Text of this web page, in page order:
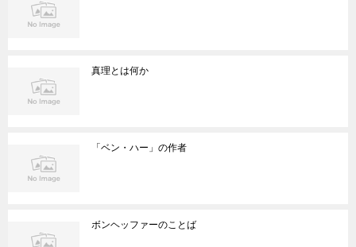
真理とは何か
「ベン・ハー」の作者
ボンヘッファーのことば